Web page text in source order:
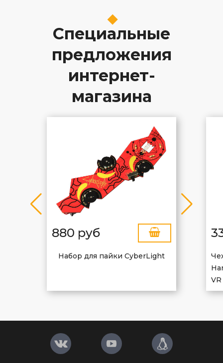
Специальные
предложения
интернет-
магазина
880 руб
Набор для пайки CyberLight
VR